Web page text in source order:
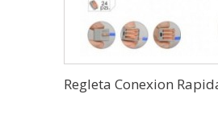
Regleta Conexion